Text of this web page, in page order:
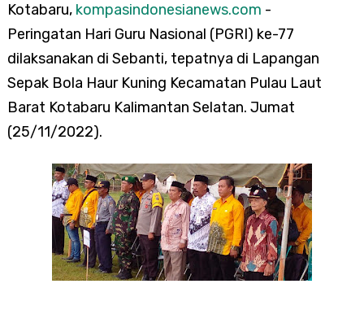
Kotabaru, kompasindonesianews.com -
Peringatan Hari Guru Nasional (PGRI) ke-77
dilaksanakan di Sebanti, tepatnya di Lapangan
Sepak Bola Haur Kuning Kecamatan Pulau Laut
Barat Kotabaru Kalimantan Selatan. Jumat
(25/11/2022).